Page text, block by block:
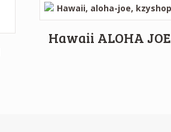
Hawaii ALOHA JOE